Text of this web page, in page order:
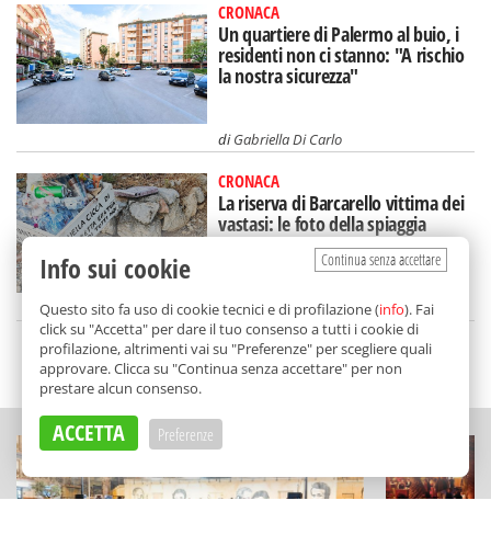
CRONACA
Un quartiere di Palermo al buio, i
residenti non ci stanno: "A rischio
la nostra sicurezza"
diGabriella Di Carlo
CRONACA
La riserva di Barcarello vittima dei
vastasi: le foto della spiaggia
lasciata nel degrado
diAlice Marchese
SCELTO DA BALARM
Continua senza accettare
Info sui cookie
Questo sito fa uso di cookie tecnici e di profilazione (info). Fai
click su "Accetta" per dare il tuo consenso a tutti i cookie di
profilazione, altrimenti vai su "Preferenze" per scegliere quali
approvare. Clicca su "Continua senza accettare" per non
prestare alcun consenso.
ACCETTA Preferenze